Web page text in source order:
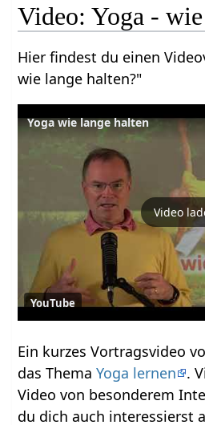
Video: Yoga -
Hier findest du einen
wie lange halten?"
Yoga wie lange halten
Video
YouTube
Ein kurzes Vortragsvideo
das ThemaYoga lernen
.
Video von besonderem
du dich auch interessierst